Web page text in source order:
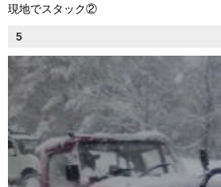
現地でスタック②
5